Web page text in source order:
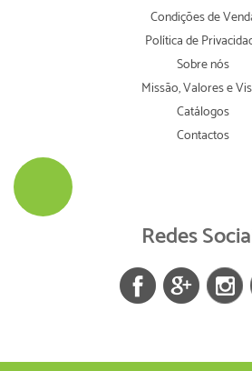
Condições de
Política de
Sobre nós
Missão, Valores e
Catálogos
Contactos
Redes